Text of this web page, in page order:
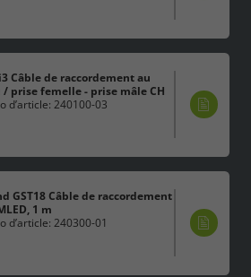
Câble de raccordement au
/ prise femelle - prise mâle CH
d’article: 240100-03
GST18 Câble de raccordement
1 m
d’article: 240300-01